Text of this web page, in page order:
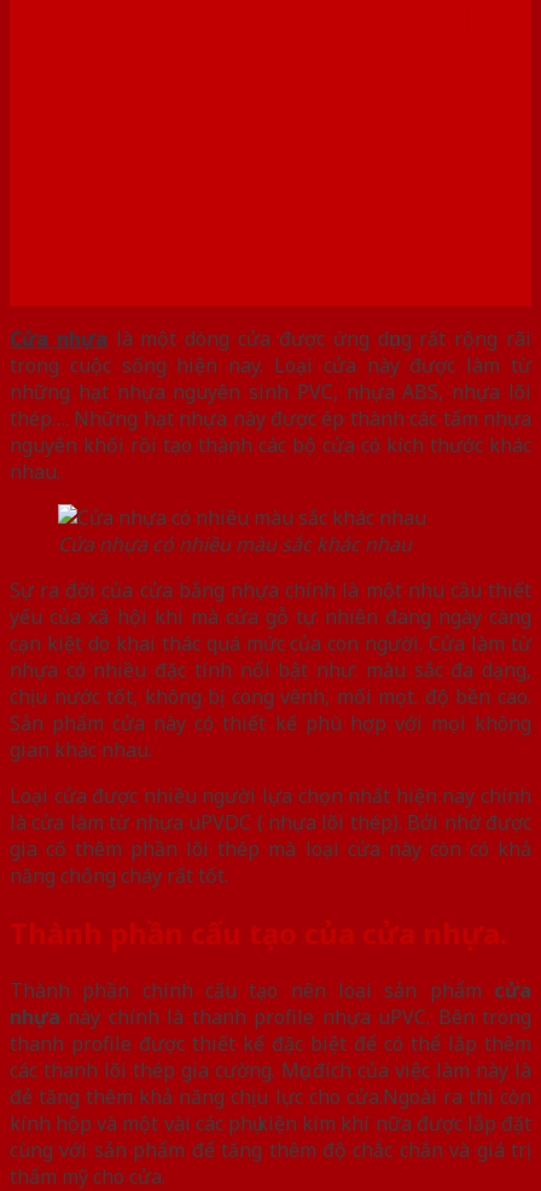
Cửa nhựa là một dòng cửa được ứng dụng rất rộng rãi
trong cuộc sống hiện nay. Loại cửa này được làm từ
những hạt nhựa nguyên sinh PVC, nhựa ABS, nhựa lõi
thép…. Những hạt nhựa này được ép thành các tấm nhựa
nguyên khối rồi tạo thành các bộ cửa có kích thước khác
nhau.
Cửa nhựa có nhiều màu sắc khác nhau
Sự ra đời của cửa bằng nhựa chính là một nhu cầu thiết
yếu của xã hội khi mà cửa gỗ tự nhiên đang ngày càng
cạn kiệt do khai thác quá mức của con người. Cửa làm từ
nhựa có nhiều đặc tính nổi bật như: màu sắc đa dạng,
chịu nước tốt, không bị cong vênh, mối mọt. độ bền cao.
Sản phẩm cửa này có thiết kế phù hợp với mọi không
gian khác nhau.
Loại cửa được nhiều người lựa chọn nhất hiện nay chính
là cửa làm từ nhựa uPVDC ( nhựa lõi thép). Bởi nhờ được
gia cố thêm phần lõi thép mà loại cửa này còn có khả
năng chống cháy rất tốt.
Thành phần cấu tạo của cửa nhựa.
Thành phần chính cấu tạo nên loại sản phẩm cửa
nhựa này chính là thanh profile nhựa uPVC. Bên trong
thanh profile được thiết kế đặc biệt để có thể lắp thêm
các thanh lõi thép gia cường. Mục đích của việc làm này là
đẻ tăng thêm khả năng chịu lực cho cửa.Ngoài ra thì còn
kính hộp và một vài các phụ kiện kim khí nữa được lắp đặt
cùng với sản phẩm để tăng thêm độ chắc chắn và giá trị
thẩm mỹ cho cửa.